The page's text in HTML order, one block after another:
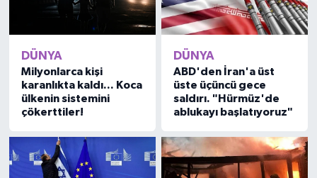
DÜNYA
Milyonlarca kişi
karanlıkta kaldı... Koca
ülkenin sistemini
çökerttiler!
DÜNYA
ABD'den İran'a üst
üste üçüncü gece
saldırı. "Hürmüz'de
ablukayı başlatıyoruz"